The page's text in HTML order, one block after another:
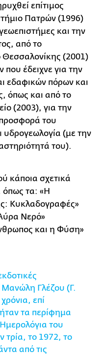
επίτιμος
Πατρών (1996)
και την
από το
Θεσσαλονίκης (2001)
που έδειχνε για την
εδαφικών πόρων και
όπως και από το
(2003), για την
προσφορά του
υδρογεωλογία (με την
του).
κάποια σχετικά
όπως τα: «Η
Κυκλαδογραφές»
Νερό»
και η Φύση»
Μανώλη Γλέζου (Γ.
επί
τα περίφημα
του
τρία, το 1972, το
από τις